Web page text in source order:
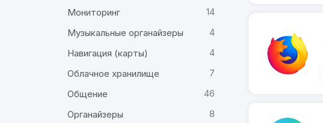
Мониторинг
14
Музыкальные органайзеры
4
Навигация (карты)
4
Облачное хранилище
7
Общение
46
Органайзеры
8